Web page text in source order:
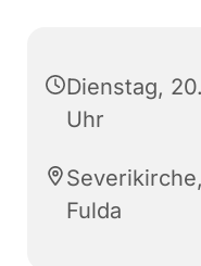
Dienstag,
Uhr
Fulda